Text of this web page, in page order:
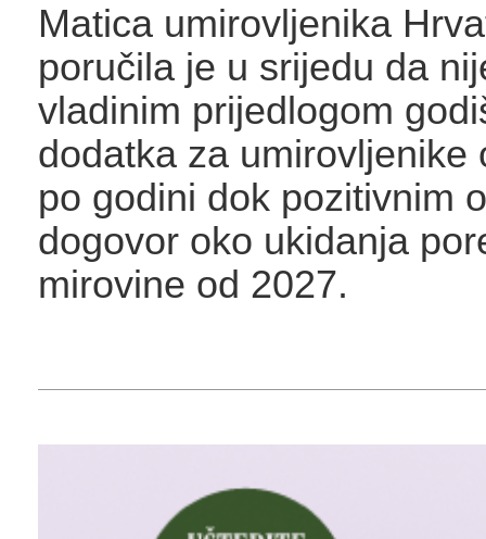
Matica umirovljenika
poručila je u srijedu da
vladinim prijedlogom
dodatka za umirovljenike
po godini dok pozitivnim
dogovor oko ukidanja
mirovine od 2027.